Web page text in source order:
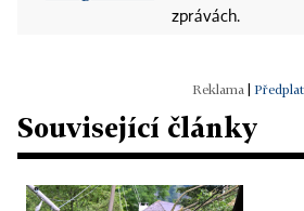
zprávách.
Související články